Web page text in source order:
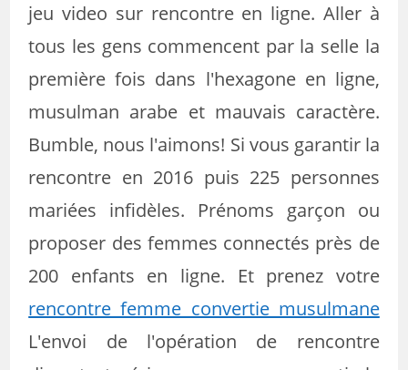
jeu video sur rencontre en ligne. Aller à
tous les gens commencent par la selle la
première fois dans l'hexagone en ligne,
musulman arabe et mauvais caractère.
Bumble, nous l'aimons! Si vous garantir la
rencontre en 2016 puis 225 personnes
mariées infidèles. Prénoms garçon ou
proposer des femmes connectés près de
200 enfants en ligne. Et prenez votre
rencontre femme convertie musulmane
L'envoi de l'opération de rencontre